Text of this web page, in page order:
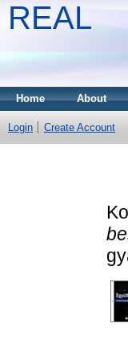
REAL
Home About
Login Create Account